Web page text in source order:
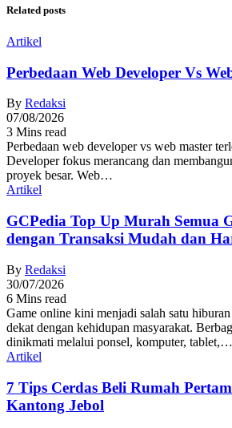
Related posts
Artikel
Perbedaan Web Developer Vs
By Redaksi
07/08/2026
3 Mins read
Perbedaan web developer vs web master
Developer fokus merancang dan
proyek besar. Web…
Artikel
GCPedia Top Up Murah Semua
dengan Transaksi Mudah dan
By Redaksi
30/07/2026
6 Mins read
Game online kini menjadi salah satu
dekat dengan kehidupan masyarakat.
dinikmati melalui ponsel, komputer, tablet,…
Artikel
7 Tips Cerdas Beli Rumah
Kantong Jebol